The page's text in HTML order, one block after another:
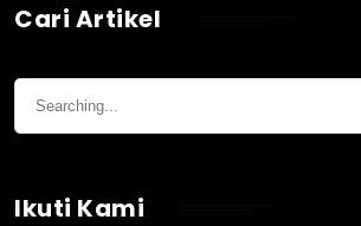
Cari Artikel
Ikuti Kami